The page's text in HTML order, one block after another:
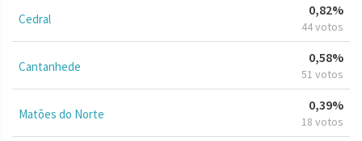
Cedral
0,82%
44 votos
Cantanhede
0,58%
51 votos
Matões do Norte
0,39%
18 votos